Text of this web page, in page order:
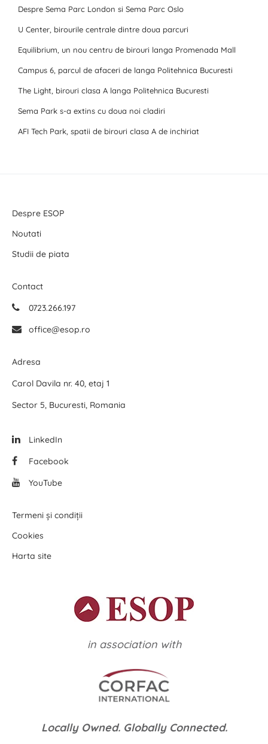
Despre Sema Parc London si Sema Parc Oslo
U Center, birourile centrale dintre doua parcuri
Equilibrium, un nou centru de birouri langa Promenada Mall
Campus 6, parcul de afaceri de langa Politehnica Bucuresti
The Light, birouri clasa A langa Politehnica Bucuresti
Sema Park s-a extins cu doua noi cladiri
AFI Tech Park, spatii de birouri clasa A de inchiriat
Despre ESOP
Noutati
Studii de piata
Contact
0723.266.197
office@esop.ro
Adresa
Carol Davila nr. 40, etaj 1
Sector 5, Bucuresti, Romania
LinkedIn
Facebook
YouTube
Termeni și condiții
Cookies
Harta site
in association with
Locally Owned. Globally Connected.